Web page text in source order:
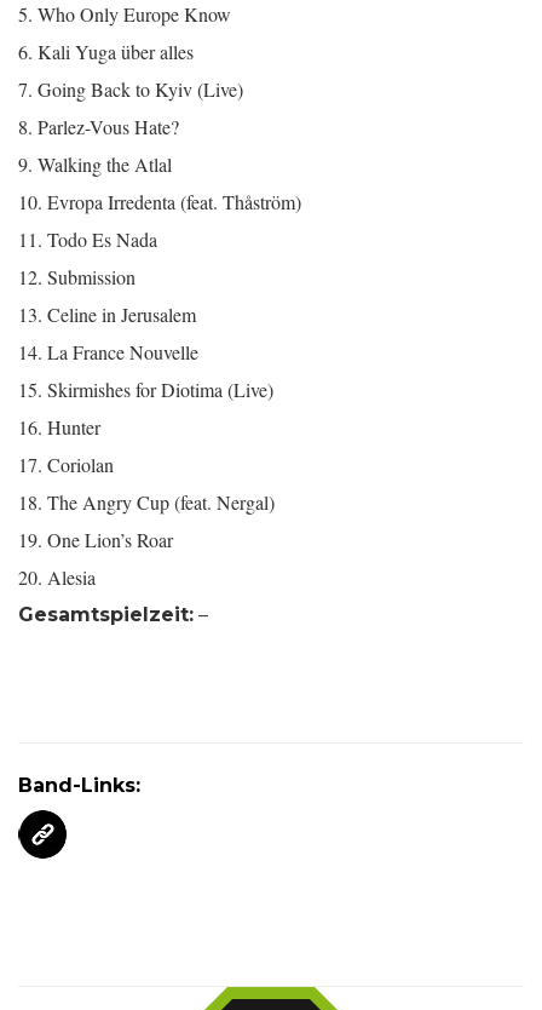
5. Who Only Europe Know
6. Kali Yuga über alles
7. Going Back to Kyiv (Live)
8. Parlez-Vous Hate?
9. Walking the Atlal
10. Evropa Irredenta (feat. Thåström)
11. Todo Es Nada
12. Submission
13. Celine in Jerusalem
14. La France Nouvelle
15. Skirmishes for Diotima (Live)
16. Hunter
17. Coriolan
18. The Angry Cup (feat. Nergal)
19. One Lion’s Roar
20. Alesia
Gesamtspielzeit: –
Band-Links: